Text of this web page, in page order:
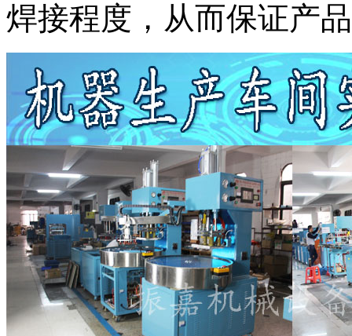
焊接程度，从而保证产